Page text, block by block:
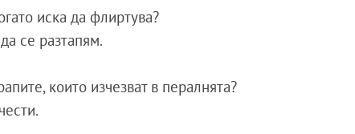
иска да флиртува?
се разтапям.
които изчезват в пералнята?